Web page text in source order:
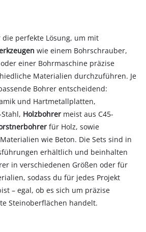
perfekte Lösung, um mit
wie einem Bohrschrauber,
einer Bohrmaschine präzise
Materialien durchzuführen. Je
Bohrer entscheidend:
und Hartmetallplatten,
Stahl, Holzbohrer meist aus C45-
für Holz, sowie
wie Beton. Die Sets sind in
erhältlich und beinhalten
in verschiedenen Größen oder für
sodass du für jedes Projekt
– egal, ob es sich um präzise
Steinoberflächen handelt.